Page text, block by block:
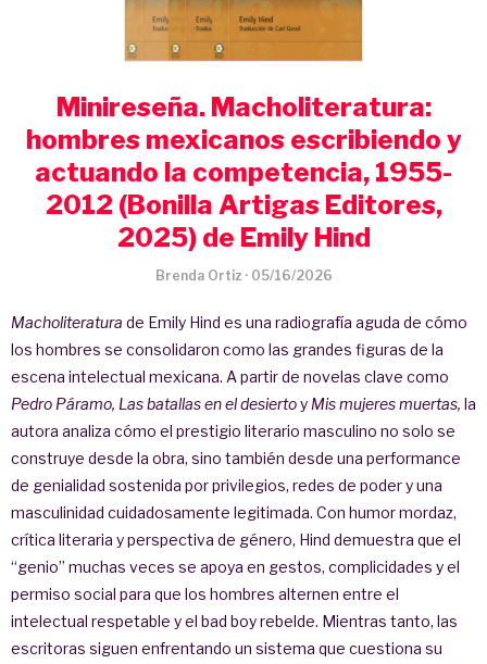
Minireseña. Macholiteratura:
hombres mexicanos escribiendo y
actuando la competencia, 1955-
2012 (Bonilla Artigas Editores,
2025) de Emily Hind
Brenda Ortiz· 05/16/2026
Macholiteratura de Emily Hind es una radiografía aguda de cómo
los hombres se consolidaron como las grandes figuras de la
escena intelectual mexicana. A partir de novelas clave como
Pedro Páramo, Las batallas en el desiertoy Mis mujeres muertas, la
autora analiza cómo el prestigio literario masculino no solo se
construye desde la obra, sino también desde una performance
de genialidad sostenida por privilegios, redes de poder y una
masculinidad cuidadosamente legitimada. Con humor mordaz,
crítica literaria y perspectiva de género, Hind demuestra que el
“genio” muchas veces se apoya en gestos, complicidades y el
permiso social para que los hombres alternen entre el
intelectual respetable y el bad boy rebelde. Mientras tanto, las
escritoras siguen enfrentando un sistema que cuestiona su